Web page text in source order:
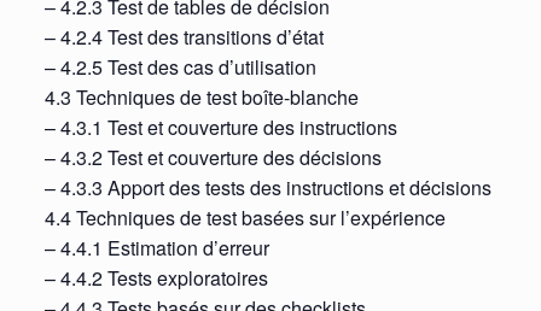
– 4.2.3 Test de tables de décision
– 4.2.4 Test des transitions d’état
– 4.2.5 Test des cas d’utilisation
4.3 Techniques de test boîte-blanche
– 4.3.1 Test et couverture des instructions
– 4.3.2 Test et couverture des décisions
– 4.3.3 Apport des tests des instructions et décisions
4.4 Techniques de test basées sur l’expérience
– 4.4.1 Estimation d’erreur
– 4.4.2 Tests exploratoires